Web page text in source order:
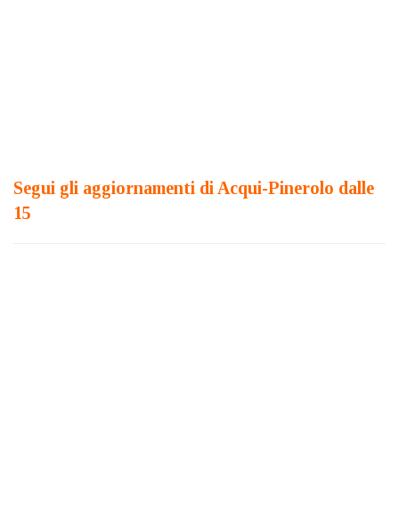
Segui gli aggiornamenti di Acqui-Pinerolo dalle
15